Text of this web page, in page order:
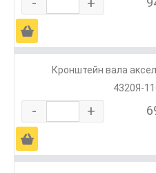
Ä
Кронштейн вала
4320Я-
- +
Ä